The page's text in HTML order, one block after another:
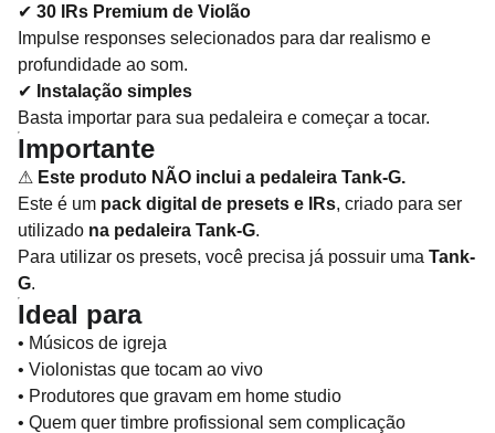
✔ 30 IRs Premium de Violão
Impulse responses selecionados para dar realismo e
profundidade ao som.
✔ Instalação simples
Basta importar para sua pedaleira e começar a tocar.
Importante
⚠ Este produto NÃO inclui a pedaleira Tank-G.
Este é um pack digital de presets e IRs, criado para ser
utilizado na pedaleira Tank-G.
Para utilizar os presets, você precisa já possuir uma Tank-
G.
Ideal para
• Músicos de igreja
• Violonistas que tocam ao vivo
• Produtores que gravam em home studio
• Quem quer timbre profissional sem complicação